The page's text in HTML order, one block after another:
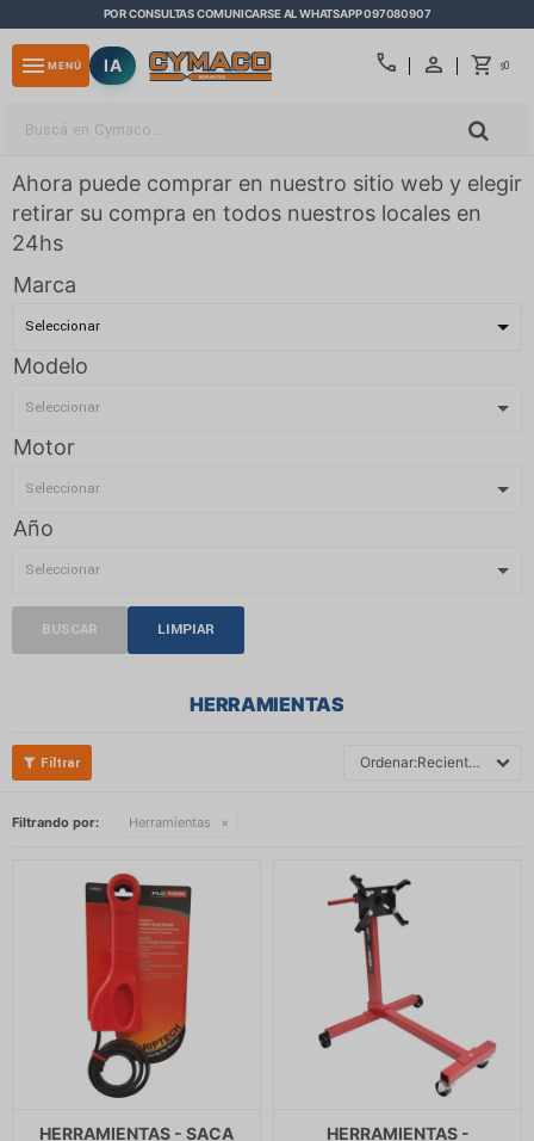
POR CONSULTAS COMUNICARSE AL WHATSAPP 097080907
call $0
menu MENÚ IA
Ahora puede comprar en nuestro sitio web y elegir
retirar su compra en todos nuestros locales en
24hs
Marca
Modelo
Motor
Año
BUSCAR LIMPIAR
HERRAMIENTAS
Recientes
Filtrando por: Herramientas
HERRAMIENTAS - SACA
HERRAMIENTAS -
close